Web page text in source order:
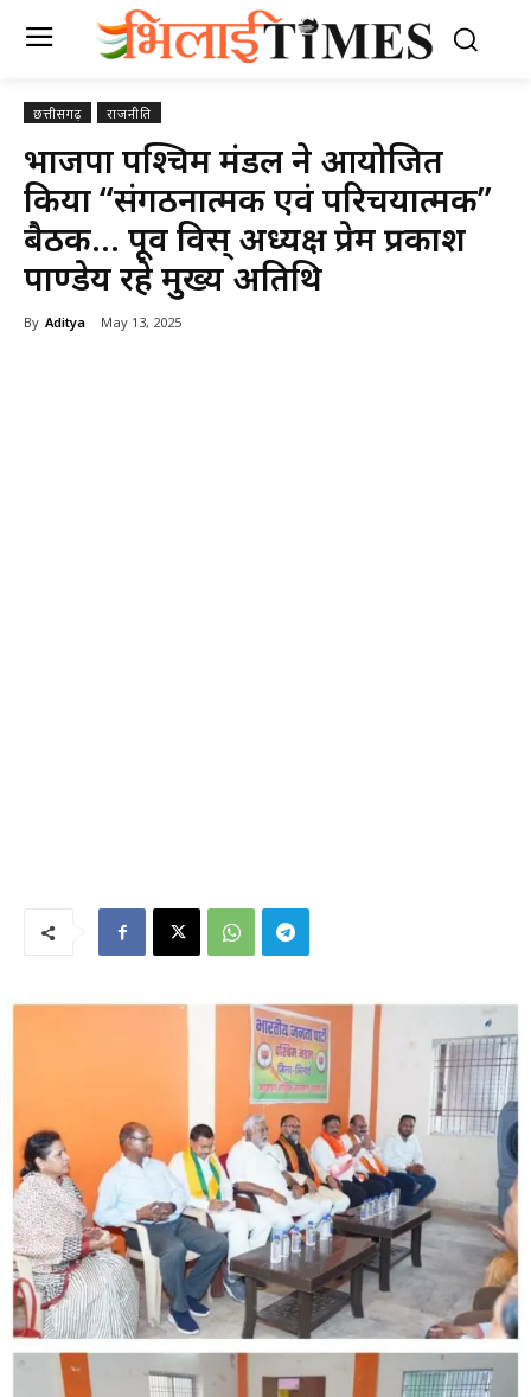
छत्तीसगढ़ राजनीति
भाजपा पश्चिम मंडल ने आयोजित
किया “संगठनात्मक एवं परिचयात्मक”
बैठक… पूर्व विस् अध्यक्ष प्रेम प्रकाश
पाण्डेय रहे मुख्य अतिथि
By Aditya May 13, 2025